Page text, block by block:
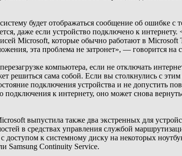
будет отображаться сообщение об ошибке
даже если устройство подключено к
Microsoft, которые обычно работают в
эта проблема не затронет», — говорится на
компьютера, если не отключать
решиться сама собой. Если вы столкнулись с
подключения устройства и не допустить
подключения к интернету, оно может снова
выпустила также два экстренных для
в средствах управления службой
к системному диску на некоторых
Samsung Continuity Service.